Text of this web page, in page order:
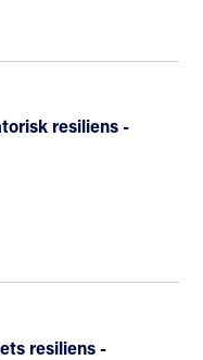
resiliens -
resiliens -